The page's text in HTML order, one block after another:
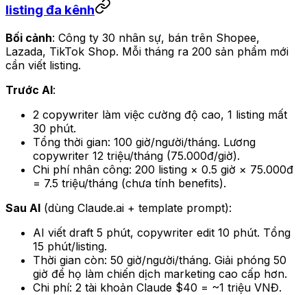
listing đa kênh
Bối cảnh: Công ty 30 nhân sự, bán trên Shopee,
Lazada, TikTok Shop. Mỗi tháng ra 200 sản phẩm mới
cần viết listing.
Trước AI:
2 copywriter làm việc cường độ cao, 1 listing mất
30 phút.
Tổng thời gian: 100 giờ/người/tháng. Lương
copywriter 12 triệu/tháng (75.000đ/giờ).
Chi phí nhân công: 200 listing × 0.5 giờ × 75.000đ
= 7.5 triệu/tháng (chưa tính benefits).
Sau AI (dùng Claude.ai + template prompt):
AI viết draft 5 phút, copywriter edit 10 phút. Tổng
15 phút/listing.
Thời gian còn: 50 giờ/người/tháng. Giải phóng 50
giờ để họ làm chiến dịch marketing cao cấp hơn.
Chi phí: 2 tài khoản Claude $40 = ~1 triệu VNĐ.